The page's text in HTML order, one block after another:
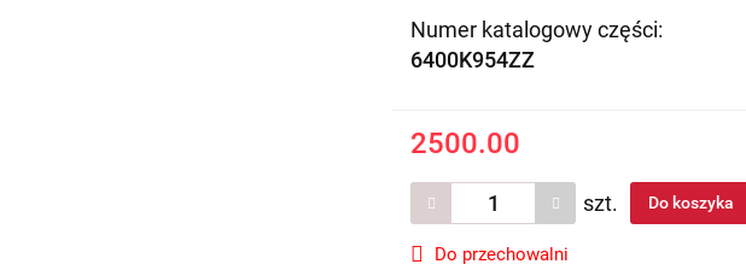
Numer katalogowy części:
6400K954ZZ
2500.00
szt. Do koszyka
Do przechowalni